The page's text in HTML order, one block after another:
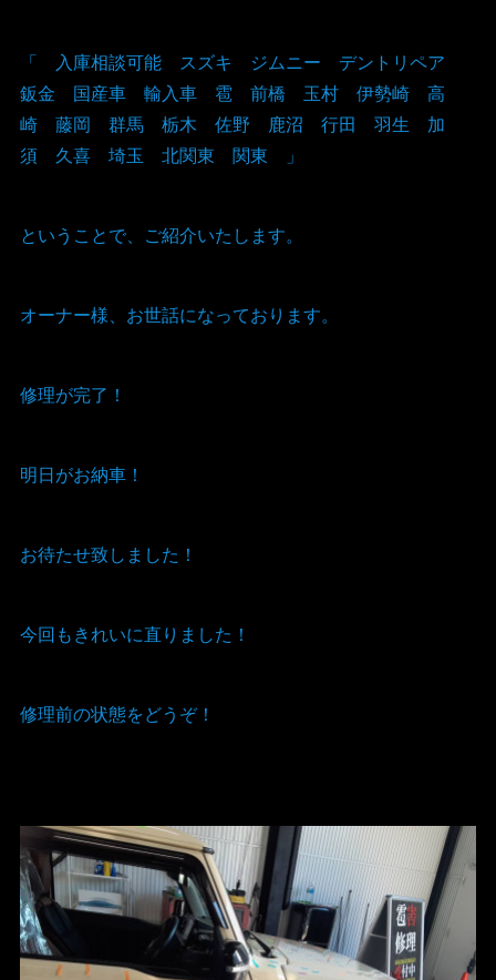
「 入庫相談可能 スズキ ジムニー デントリペア
鈑金 国産車 輸入車 雹 前橋 玉村 伊勢崎 高
崎 藤岡 群馬 栃木 佐野 鹿沼 行田 羽生 加
須 久喜 埼玉 北関東 関東 」
ということで、ご紹介いたします。
オーナー様、お世話になっております。
修理が完了！
明日がお納車！
お待たせ致しました！
今回もきれいに直りました！
修理前の状態をどうぞ！